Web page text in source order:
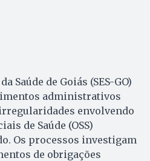
Saúde de Goiás (SES-GO)
administrativos
envolvendo
de Saúde (OSS)
Os processos investigam
de obrigações